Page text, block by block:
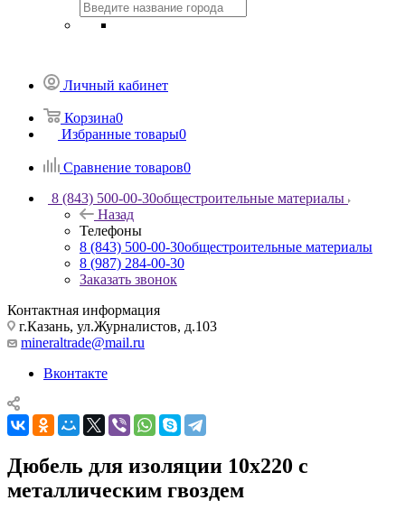
Личный кабинет
Корзина0
Избранные товары0
Сравнение товаров0
8 (843) 500-00-30общестроительные материалы
Назад
Телефоны
8 (843) 500-00-30общестроительные материалы
8 (987) 284-00-30
Заказать звонок
Контактная информация
г.Казань, ул.Журналистов, д.103
mineraltrade@mail.ru
Вконтакте
Дюбель для изоляции 10х220 с
металлическим гвоздем